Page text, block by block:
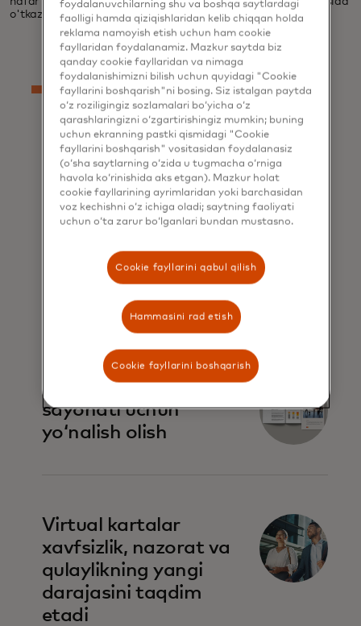
o'tkazildi.
Aloqador
Virtual kartalar 101:
Tijoriy toʻlovlarini
Global biznes
sayohati uchun
yoʻnalish olish
Virtual kartalar
xavfsizlik, nazorat va
qulaylikning yangi
darajasini taqdim
etadi
foydalanuvchilarning shu va boshqa saytlardagi
faolligi hamda qiziqishlaridan kelib chiqqan holda
reklama namoyish etish uchun ham cookie
fayllaridan foydalanamiz. Mazkur saytda biz
qanday cookie fayllaridan va nimaga
foydalanishimizni bilish uchun quyidagi "Cookie
fayllarini boshqarish"ni bosing. Siz istalgan paytda
o‘z roziligingiz sozlamalari bo‘yicha o‘z
qarashlaringizni o‘zgartirishingiz mumkin; buning
uchun ekranning pastki qismidagi "Cookie
fayllarini boshqarish" vositasidan foydalanasiz
(o‘sha saytlarning o‘zida u tugmacha o‘rniga
havola ko‘rinishida aks etgan). Mazkur holat
cookie fayllarining ayrimlaridan yoki barchasidan
voz kechishni o‘z ichiga oladi; saytning faoliyati
uchun o‘ta zarur bo‘lganlari bundan mustasno.
Cookie fayllarini qabul qilish
Hammasini rad etish
Cookie fayllarini boshqarish